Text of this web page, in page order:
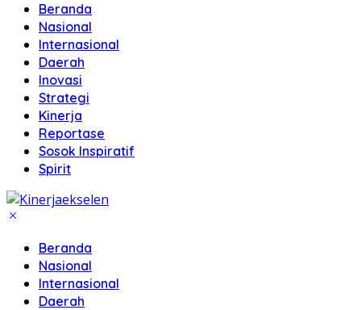
Beranda
Nasional
Internasional
Daerah
Inovasi
Strategi
Kinerja
Reportase
Sosok Inspiratif
Spirit
Beranda
Nasional
Internasional
Daerah